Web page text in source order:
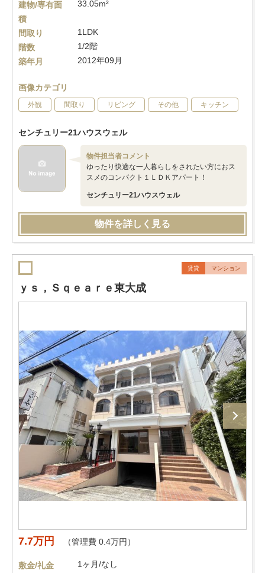
建物/専有面
積
33.05m²
間取り
1LDK
階数
1/2階
築年月
2012年09月
画像カテゴリ
外観 間取り リビング その他 キッチン
センチュリー21ハウスウェル
物件担当者コメント
ゆったり快適な一人暮らしをされたい方におス
スメのコンパクト１ＬＤＫアパート！
センチュリー21ハウスウェル
物件を詳しく見る
賃貸 マンション
ｙｓ，Ｓｑｅａｒｅ東大成
7.7万円 （管理費 0.4万円）
敷金/礼金
1ヶ月/なし